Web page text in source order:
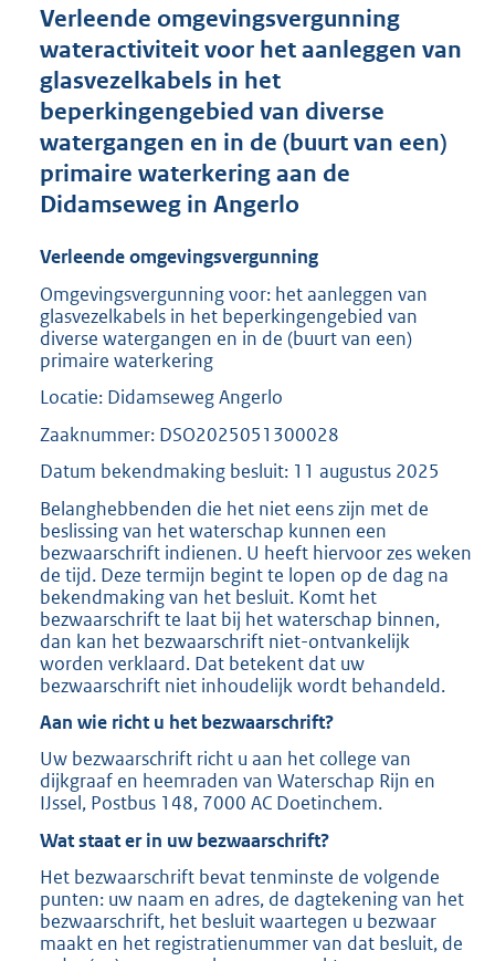
r
o
t
:
2
1
b
Verleende omgevingsvergunning
wateractiviteit voor het aanleggen van
glasvezelkabels in het
beperkingengebied van diverse
watergangen en in de (buurt van een)
primaire waterkering aan de
Didamseweg in Angerlo
Verleende omgevingsvergunning
Omgevingsvergunning voor: het aanleggen van
glasvezelkabels in het beperkingengebied van
diverse watergangen en in de (buurt van een)
primaire waterkering
Locatie: Didamseweg Angerlo
Zaaknummer: DSO2025051300028
Datum bekendmaking besluit: 11 augustus 2025
Belanghebbenden die het niet eens zijn met de
beslissing van het waterschap kunnen een
bezwaarschrift indienen. U heeft hiervoor zes weken
de tijd. Deze termijn begint te lopen op de dag na
bekendmaking van het besluit. Komt het
bezwaarschrift te laat bij het waterschap binnen,
dan kan het bezwaarschrift niet-ontvankelijk
worden verklaard. Dat betekent dat uw
bezwaarschrift niet inhoudelijk wordt behandeld.
Aan wie richt u het bezwaarschrift?
Uw bezwaarschrift richt u aan het college van
dijkgraaf en heemraden van Waterschap Rijn en
IJssel, Postbus 148, 7000 AC Doetinchem.
Wat staat er in uw bezwaarschrift?
Het bezwaarschrift bevat tenminste de volgende
punten: uw naam en adres, de dagtekening van het
bezwaarschrift, het besluit waartegen u bezwaar
maakt en het registratienummer van dat besluit, de